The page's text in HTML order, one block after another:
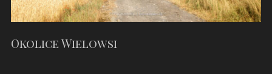
Okolice Wielowsi